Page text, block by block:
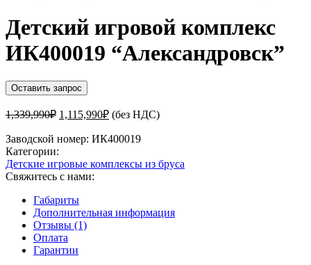
Детский игровой комплекс
ИК400019 “Александровск”
Оставить запрос
1,339,990₽ Первоначальная
составляла
1,115,990₽Текущая
цена:
1,115,990₽.
(без НДС)
Заводской номер: ИК400019
Категории:
Детские игровые комплексы из бруса
Свяжитесь с нами:
Габариты
Дополнительная информация
Отзывы (1)
Оплата
Гарантии